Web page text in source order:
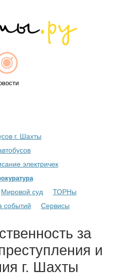
Инфо
г. Шахты
электричек
Мировой суд
ТОРНы
событий Сервисы
за
и
г. Шахты